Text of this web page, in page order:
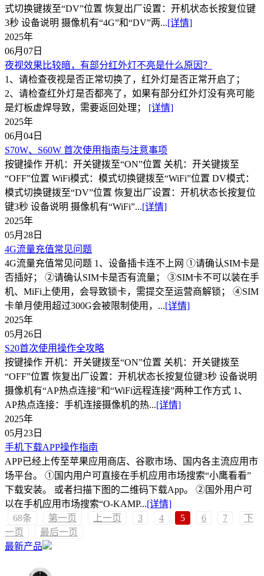
式切换键拨至“DV”位置 恢复出厂设置：开机状态长按复位键
3秒 设备说明 摄像机有“4G”和“DV”两...[详情]
2025年
06月07日
夜视效果比较暗，有部分红外灯不亮是什么原因？
1、请检查夜视是否正常切换了，红外灯是否正常开启了；
2、请检查红外灯是否都亮了，如果有部分红外灯没有亮可能
是灯板虚焊导致，需要返回处理； [详情]
2025年
06月04日
S70W、S60W 首次使用指南与注意事项
按键操作 开机：开关键拨至“ON”位置 关机：开关键拨至
“OFF”位置 WiFi模式：模式切换键拨至“WiFi”位置 DV模式：
模式切换键拨至“DV”位置 恢复出厂设置：开机状态长按复位
键3秒 设备说明 摄像机有“WiFi”...[详情]
2025年
05月28日
4G流量充值常见问题
4G流量充值常见问题 1、设备插卡连不上网 ①请确认SIM卡是
否插好； ②请确认SIM卡是否有流量； ③SIM卡不可以装在手
机、MiFi上使用，会导致锁卡，需提交至运营商解锁； ④SIM
卡单月使用超过300G会被限制使用，...[详情]
2025年
05月26日
S20首次使用操作全攻略
按键操作 开机：开关键拨至“ON”位置 关机：开关键拨至
“OFF”位置 恢复出厂设置：开机状态长按复位键3秒 设备说明
摄像机有“AP热点连接”和“WiFi远程连接”两种工作方式 1、
AP热点连接：手机连接摄像机的热...[详情]
2025年
05月23日
手机下载APP操作指南
APP已经上传至苹果应用商店、谷歌市场、国内各主流应用市
场平台。 ①国内用户可直接在手机应用市场搜索“小鹰看看”
下载安装。 或者扫描下图的二维码下载App。 ②国外用户可
以在手机应用市场搜索“O-KAMP...[详情]
68条
第一页 上一页 3 4 5 6 7
下
一页
最后一页
最新产品